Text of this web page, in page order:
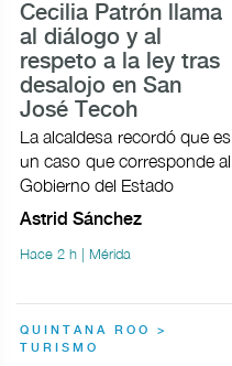
Cecilia Patrón llama
al diálogo y al
respeto a la ley tras
desalojo en San
José Tecoh
La alcaldesa recordó que es
un caso que corresponde al
Gobierno del Estado
Astrid Sánchez
Hace 2 h | Mérida
QUINTANA ROO >
TURISMO